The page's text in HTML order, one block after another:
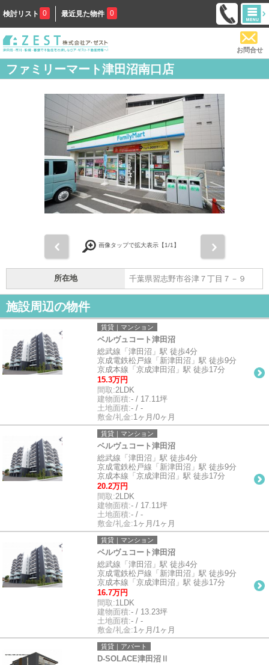
検討リスト 0 最近見た物件 0
お問合せ
ファミリーマート津田沼南口店
画像タップで拡大表示【1/1】
所在地 千葉県習志野市谷津７丁目７－９
施設周辺の物件
賃貸｜マンション
ベルヴュコート津田沼
総武線「津田沼」駅 徒歩4分
京成電鉄松戸線「新津田沼」駅 徒歩9分
京成本線「京成津田沼」駅 徒歩17分
15.3万円
間取:2LDK
建物面積:- / 17.11坪
土地面積:- / -
敷金/礼金:1ヶ月/0ヶ月
賃貸｜マンション
ベルヴュコート津田沼
総武線「津田沼」駅 徒歩4分
京成電鉄松戸線「新津田沼」駅 徒歩9分
京成本線「京成津田沼」駅 徒歩17分
20.2万円
間取:2LDK
建物面積:- / 17.11坪
土地面積:- / -
敷金/礼金:1ヶ月/1ヶ月
賃貸｜マンション
ベルヴュコート津田沼
総武線「津田沼」駅 徒歩4分
京成電鉄松戸線「新津田沼」駅 徒歩9分
京成本線「京成津田沼」駅 徒歩17分
16.7万円
間取:1LDK
建物面積:- / 13.23坪
土地面積:- / -
敷金/礼金:1ヶ月/1ヶ月
賃貸｜アパート
D-SOLACE津田沼Ⅱ